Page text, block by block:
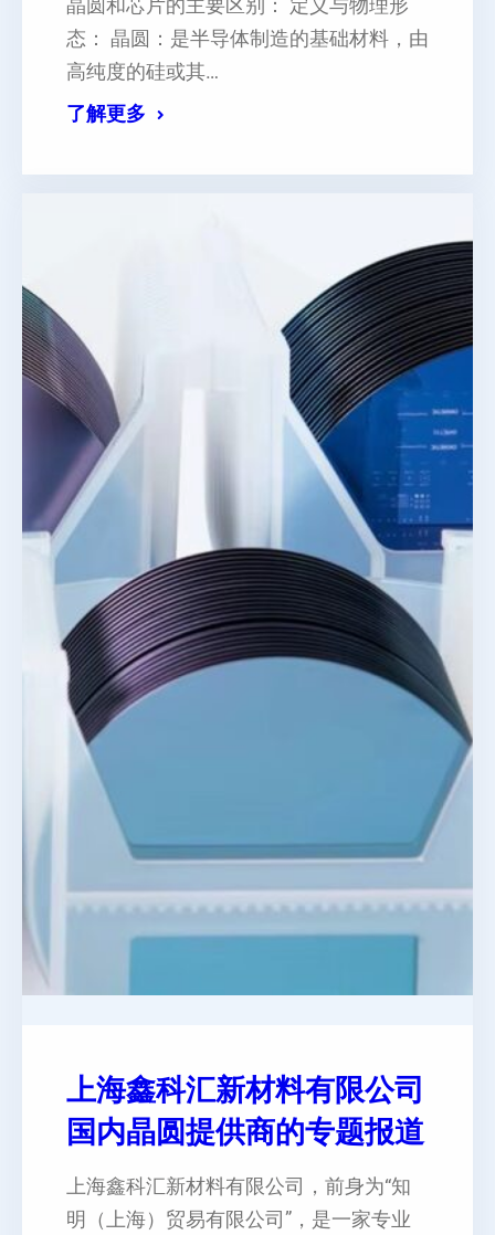
晶圆和芯片的主要区别‌： ‌定义与物理形
态‌： ‌晶圆‌：是半导体制造的基础材料，由
高纯度的硅或其…
了解更多
上海鑫科汇新材料有限公司
国内晶圆提供商的专题报道
上海鑫科汇新材料有限公司，前身为“知
明（上海）贸易有限公司”，是一家专业